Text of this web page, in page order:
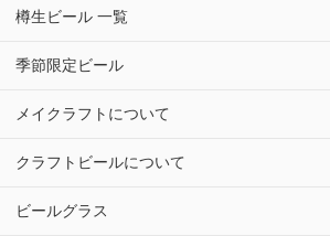
樽生ビール 一覧
季節限定ビール
メイクラフトについて
クラフトビールについて
ビールグラス